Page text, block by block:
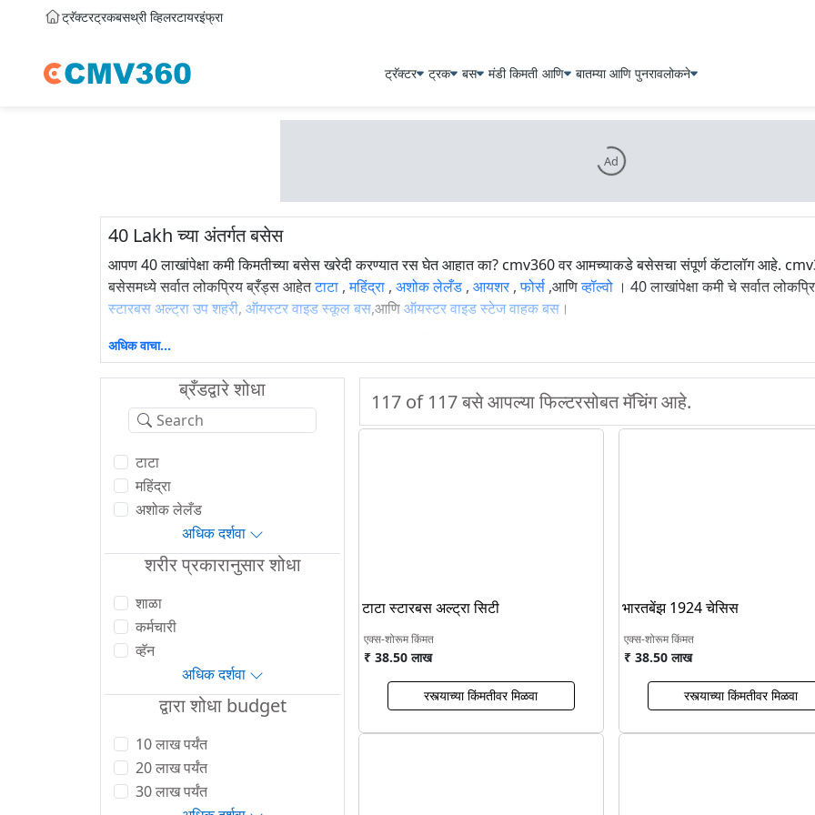
ट्रॅक्टरट्रकबसथ्री व्हिलरटायरइंफ्रा
ट्रॅक्टर ट्रक बस मंडी किमती आणि बातम्या आणि पुनरावलोकने
Ad
40 Lakh च्या अंतर्गत बसेस
आपण 40 लाखांपेक्षा कमी किमतीच्या बसेस खरेदी करण्यात रस घेत आहात का? cmv360 वर आमच्याकडे बसेसचा संपूर्ण कॅटालॉग आहे.
बसेसमध्ये सर्वात लोकप्रिय ब्रँड्स आहेतटाटा ,महिंद्रा , अशोक लेलँड , आयशर,फोर्स ,आणिव्हॉल्वो । 40 लाखांपेक्षा कमी चे सर्वात
स्टारबस अल्ट्रा उप शहरी, ऑयस्टर वाइड स्कूल बस,आणिऑयस्टर वाइड स्टेज वाहक बस ।
पहानवीन बसेस
फक्त cmv360 वर व्हिडिओच्या रूपात नवीनतम बस रिव्ह्यूज पहा.
2026 मध्ये 40 लाखांपेक्षा कमी खरेदी करण्यासाठी शीर्ष बसेस
मॉडेल
टाटा स्टारबस अल्ट्रा सिटी
भारतबेंझ 1924 चेसिस
टाटा स्टारबस अल्ट्रा उप शहरी
अशोक लेलँड ऑयस्टर वाइड स्कूल बस
अधिक वाचा...
ब्रँडद्वारे शोधा
टाटा
महिंद्रा
अशोक लेलँड
अधिक दर्शवा
शरीर प्रकारानुसार शोधा
शाळा
कर्मचारी
व्हॅन
अधिक दर्शवा
द्वारा शोधा budget
10 लाख पर्यंत
20 लाख पर्यंत
30 लाख पर्यंत
117 of 117बसे आपल्या फिल्टरसोबत मॅचिंग आहे.
टाटा स्टारबस अल्ट्रा सिटी
एक्स-शोरूम किंमत
₹ 38.50 लाख
रस्त्याच्या किंमतीवर मिळवा
भारतबेंझ 1924 चेसिस
एक्स-शोरूम किंमत
₹ 38.50 लाख
रस्त्याच्या किंमतीवर मिळवा